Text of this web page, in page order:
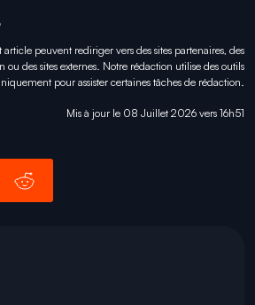
article peuvent rediriger vers des sites partenaires, des
des sites externes. Notre rédaction utilise des outils
pourassister certaines tâches de rédaction.
Mis à jour le 08 Juillet 2026 vers 16h51